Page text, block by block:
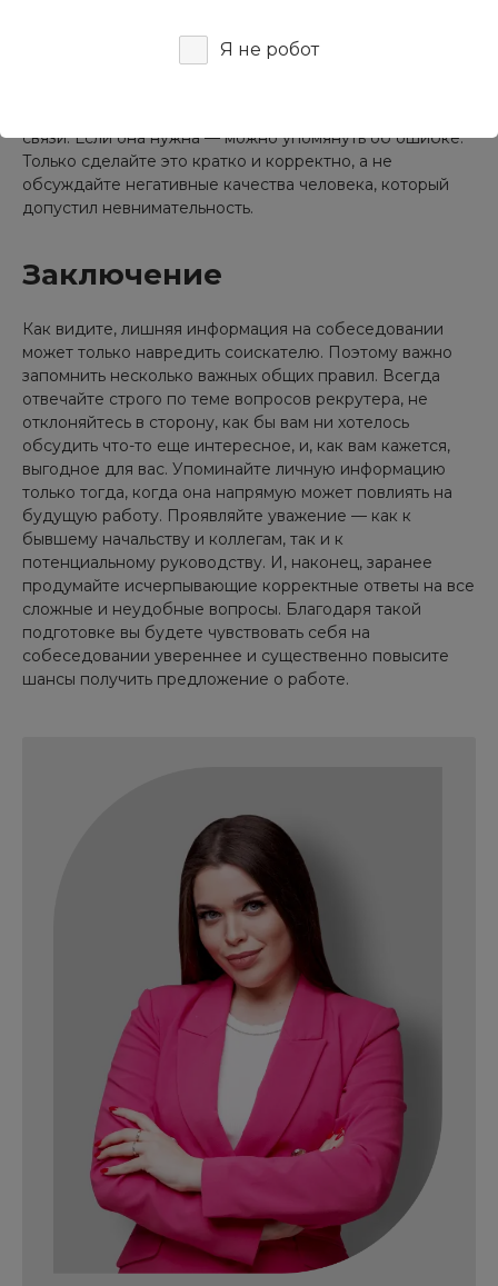
Я не робот
корректора, незачем упоминать на собеседовании о
чужой оплошности. Если же вы действительно
связи. Если она нужна — можно упомянуть об ошибке.
Только сделайте это кратко и корректно, а не
обсуждайте негативные качества человека, который
допустил невнимательность.
Заключение
Как видите, лишняя информация на собеседовании
может только навредить соискателю. Поэтому важно
запомнить несколько важных общих правил. Всегда
отвечайте строго по теме вопросов рекрутера, не
отклоняйтесь в сторону, как бы вам ни хотелось
обсудить что-то еще интересное, и, как вам кажется,
выгодное для вас. Упоминайте личную информацию
только тогда, когда она напрямую может повлиять на
будущую работу. Проявляйте уважение — как к
бывшему начальству и коллегам, так и к
потенциальному руководству. И, наконец, заранее
продумайте исчерпывающие корректные ответы на все
сложные и неудобные вопросы. Благодаря такой
подготовке вы будете чувствовать себя на
собеседовании увереннее и существенно повысите
шансы получить предложение о работе.